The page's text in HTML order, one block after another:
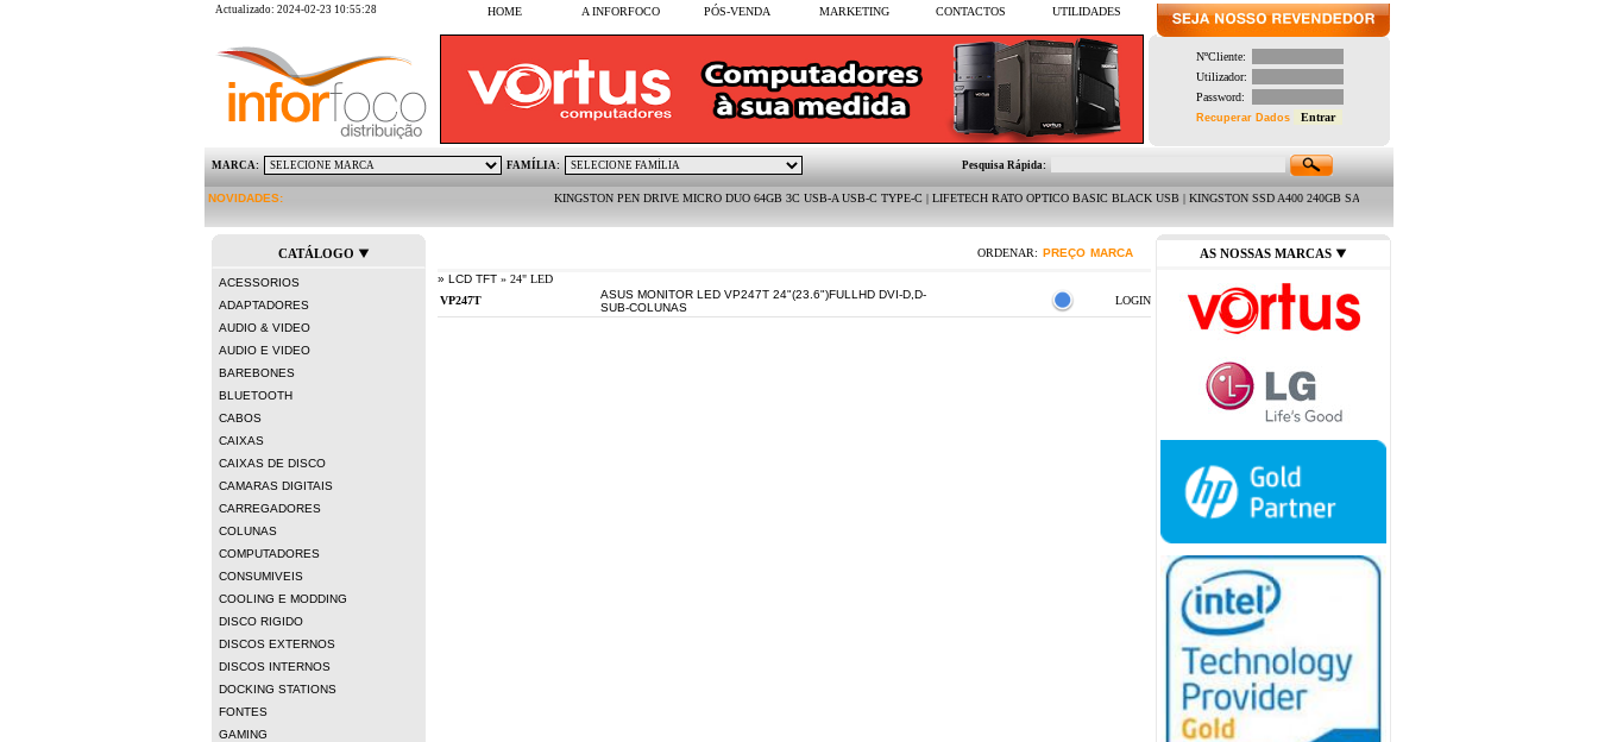
Actualizado: 2024-02-23 10:55:28 HOME A INFORFOCO PÓS-VENDA MARKETING CONTACTOS UTILIDADES
NºCliente:
Utilizador:
Password:
Recuperar Dados
MARCA: FAMÍLIA: Pesquisa Rápida:
NOVIDADES: KINGSTON PEN DRIVE MICRO DUO 64GB 3C USB-A USB-C TYPE-C | LIFETECH RATO OPTICO BASIC BLACK USB | KINGSTON SSD A400 240GB SATA3 2.5 " (7MM) | LIFETECH CONJUNTO
CATÁLOGO
ACESSORIOS
ADAPTADORES
AUDIO & VIDEO
AUDIO E VIDEO
BAREBONES
BLUETOOTH
CABOS
CAIXAS
CAIXAS DE DISCO
CAMARAS DIGITAIS
CARREGADORES
COLUNAS
COMPUTADORES
CONSUMIVEIS
COOLING E MODDING
DISCO RIGIDO
DISCOS EXTERNOS
DISCOS INTERNOS
DOCKING STATIONS
FONTES
GAMING
ORDENAR: PREÇO MARCA
» LCD TFT » 24" LED
ASUS MONITOR LED VP247T 24"(23.6")FULLHD DVI-D,D-
SUB-COLUNAS
LOGIN
AS NOSSAS MARCAS